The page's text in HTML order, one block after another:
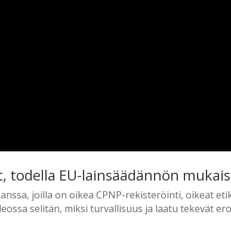
EU-lainsäädännön
joilla on oikea CPNP-rekisteröinti, oikeat
selitän, miksi turvallisuus ja laatu tekevät